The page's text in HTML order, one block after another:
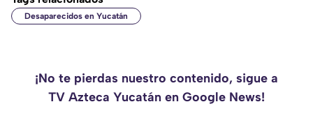
Desaparecidos en Yucatán
¡No te pierdas nuestro contenido, sigue a
TV Azteca Yucatán en Google News!